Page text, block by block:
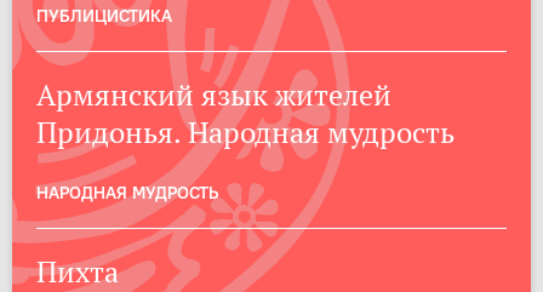
ПУБЛИЦИСТИКА
Армянский язык жителей
Придонья. Народная мудрость
НАРОДНАЯ МУДРОСТЬ
Пихта